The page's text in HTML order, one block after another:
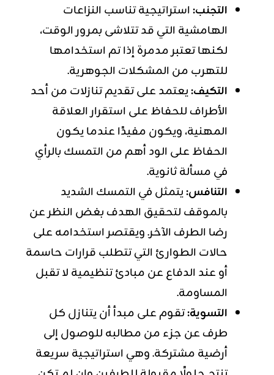
التجنب:استراتيجية تناسب النزاعات
الهامشية التي قد تتلاشى بمرور الوقت،
لكنها تعتبر مدمرة إذا تم استخدامها
للتهرب من المشكلات الجوهرية.
التكيف:يعتمد على تقديم تنازلات من أحد
الأطراف للحفاظ على استقرار العلاقة
المهنية، ويكون مفيدًا عندما يكون
الحفاظ على الود أهم من التمسك بالرأي
في مسألة ثانوية.
التنافس:يتمثل في التمسك الشديد
بالموقف لتحقيق الهدف بغض النظر عن
رضا الطرف الآخر. ويقتصر استخدامه على
حالات الطوارئ التي تتطلب قرارات حاسمة
أو عند الدفاع عن مبادئ تنظيمية لا تقبل
المساومة.
التسوية:تقوم على مبدأ أن يتنازل كل
طرف عن جزء من مطالبه للوصول إلى
أرضية مشتركة. وهي استراتيجية سريعة